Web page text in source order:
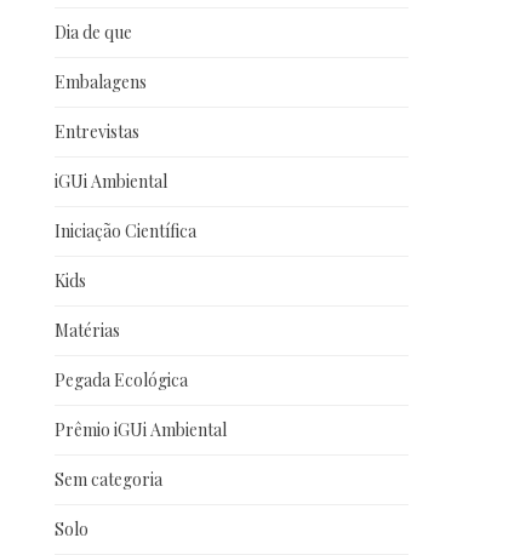
Dia de que
Embalagens
Entrevistas
iGUi Ambiental
Iniciação Científica
Kids
Matérias
Pegada Ecológica
Prêmio iGUi Ambiental
Sem categoria
Solo